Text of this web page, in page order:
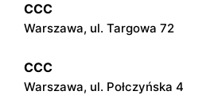
CCC
Warszawa, ul. Targowa 72
CCC
Warszawa, ul. Połczyńska 4